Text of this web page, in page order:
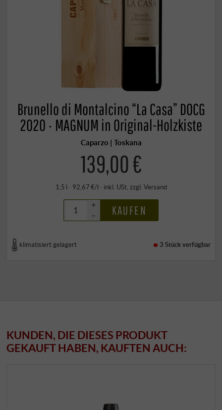
Brunello di Montalcino “La Casa” DOCG
2020 · MAGNUM in Original-Holzkiste
Caparzo | Toskana
139,00 €
1,5 l · 92,67 €/l · inkl. USt, zzgl. Versand
+
–
KAUFEN
klimatisiert gelagert 3 Stückverfügbar
KUNDEN, DIE DIESES PRODUKT
GEKAUFT HABEN, KAUFTEN AUCH: